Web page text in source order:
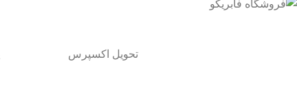
تحویل اکسپرس